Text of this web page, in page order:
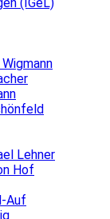
Lehner
Hof
Auf